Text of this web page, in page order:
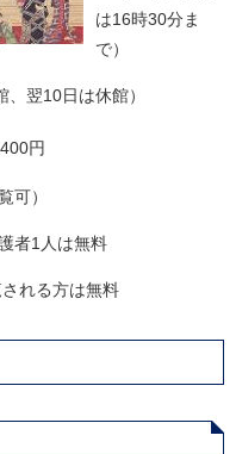
は16時30分ま
で）
翌10日は休館）
円
）
護者1人は無料
れる方は無料